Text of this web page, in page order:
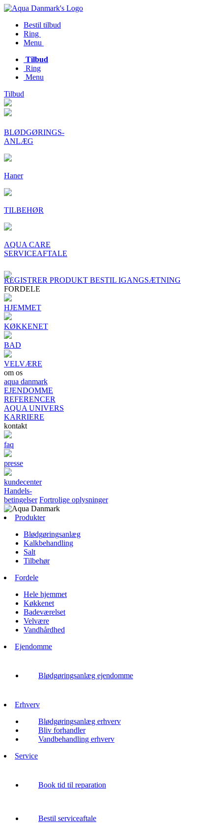
Bestil tilbud
Ring
Menu
Tilbud
Ring
Menu
Tilbud
BLØDGØRINGS-
ANLÆG
Haner
TILBEHØR
AQUA CARE
SERVICEAFTALE
REGISTRER PRODUKT BESTIL IGANGSÆTNING
FORDELE
HJEMMET
KØKKENET
BAD
VELVÆRE
om os
aqua danmark
EJENDOMME
REFERENCER
AQUA UNIVERS
KARRIERE
kontakt
faq
presse
kundecenter
Handels-
betingelser Fortrolige oplysninger
Produkter
Blødgøringsanlæg
Kalkbehandling
Salt
Tilbehør
Fordele
Hele hjemmet
Køkkenet
Badeværelset
Velvære
Vandhårdhed
Ejendomme
Blødgøringsanlæg ejendomme
Erhverv
Blødgøringsanlæg erhverv
Bliv forhandler
Vandbehandling erhverv
Service
Book tid til reparation
Bestil serviceaftale